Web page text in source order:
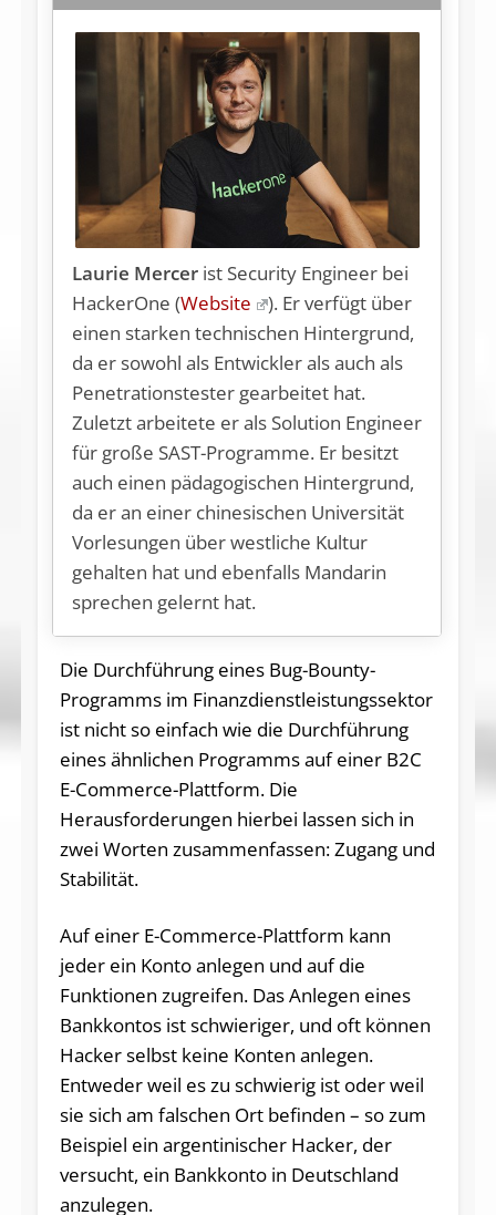
Laurie Mercer ist Security Engineer bei
HackerOne (Website ). Er verfügt über
einen starken technischen Hintergrund,
da er sowohl als Entwickler als auch als
Penetrationstester gearbeitet hat.
Zuletzt arbeitete er als Solution Engineer
für große SAST-Programme. Er besitzt
auch einen pädagogischen Hintergrund,
da er an einer chinesischen Universität
Vorlesungen über westliche Kultur
gehalten hat und ebenfalls Mandarin
sprechen gelernt hat.
Die Durchführung eines Bug-Bounty-
Programms im Finanzdienstleistungssektor
ist nicht so einfach wie die Durchführung
eines ähnlichen Programms auf einer B2C
E-Commerce-Plattform. Die
Herausforderungen hierbei lassen sich in
zwei Worten zusammenfassen: Zugang und
Stabilität.
Auf einer E-Commerce-Plattform kann
jeder ein Konto anlegen und auf die
Funktionen zugreifen. Das Anlegen eines
Bankkontos ist schwieriger, und oft können
Hacker selbst keine Konten anlegen.
Entweder weil es zu schwierig ist oder weil
sie sich am falschen Ort befinden – so zum
Beispiel ein argentinischer Hacker, der
versucht, ein Bankkonto in Deutschland
anzulegen.